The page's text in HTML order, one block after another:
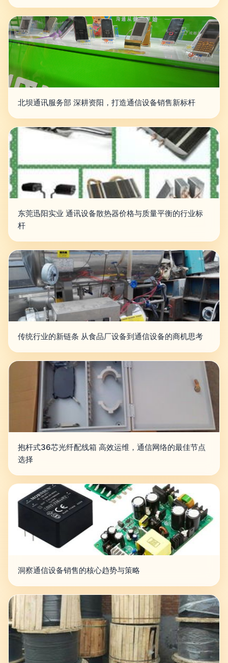
北坝通讯服务部 深耕资阳，打造通信设备销售新标杆
东莞迅阳实业 通讯设备散热器价格与质量平衡的行业标
杆
传统行业的新链条 从食品厂设备到通信设备的商机思考
抱杆式36芯光纤配线箱 高效运维，通信网络的最佳节点
选择
洞察通信设备销售的核心趋势与策略